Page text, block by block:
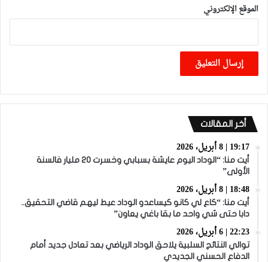
الموقع الإلكتروني
أخر المقالات
19:17 | 8 أبريل، 2026
أيت منا: “الوداد اليوم عايشة بسبابي وخسرت 20 مليار فالسنة
الأولى”
18:48 | 8 أبريل، 2026
أيت منا: “كاع لي كانو كيساعدو الوداد عيط ليهم قاضي التحقيق..
دابا حتى شي واحد ما بقا باغي يعاون”
22:23 | 6 أبريل، 2026
توالي النتائج السلبية يلاحق الوداد الرياضي بعد تعادل جديد أمام
الدفاع الحسني الجديدي